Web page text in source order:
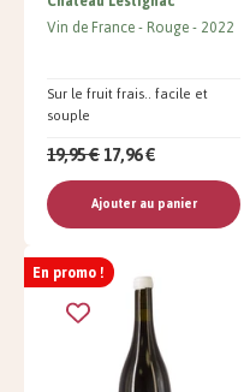
Sur le fruit frais.. facile et
souple
Vin de France Rouge 2022
19,95 €17,96 €
Ajouter au panier
En promo !